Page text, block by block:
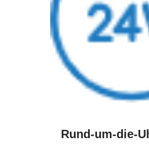
Rund-um-die-